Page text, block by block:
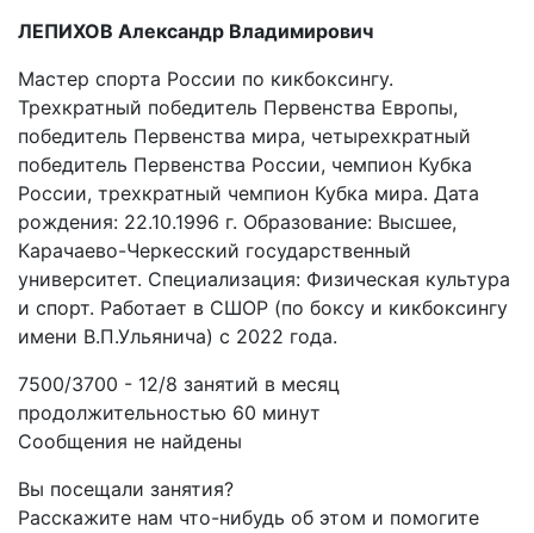
ЛЕПИХОВ Александр Владимирович
Мастер спорта России по кикбоксингу.
Трехкратный победитель Первенства Европы,
победитель Первенства мира, четырехкратный
победитель Первенства России, чемпион Кубка
России, трехкратный чемпион Кубка мира. Дата
рождения: 22.10.1996 г. Образование: Высшее,
Карачаево-Черкесский государственный
университет. Специализация: Физическая культура
и спорт. Работает в СШОР (по боксу и кикбоксингу
имени В.П.Ульянича) с 2022 года.
7500/3700 - 12/8 занятий в месяц
продолжительностью 60 минут
Сообщения не найдены
Вы посещали занятия?
Расскажите нам что-нибудь об этом и помогите